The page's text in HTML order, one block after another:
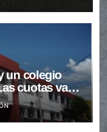
un colegio
cuotas van
$600.000